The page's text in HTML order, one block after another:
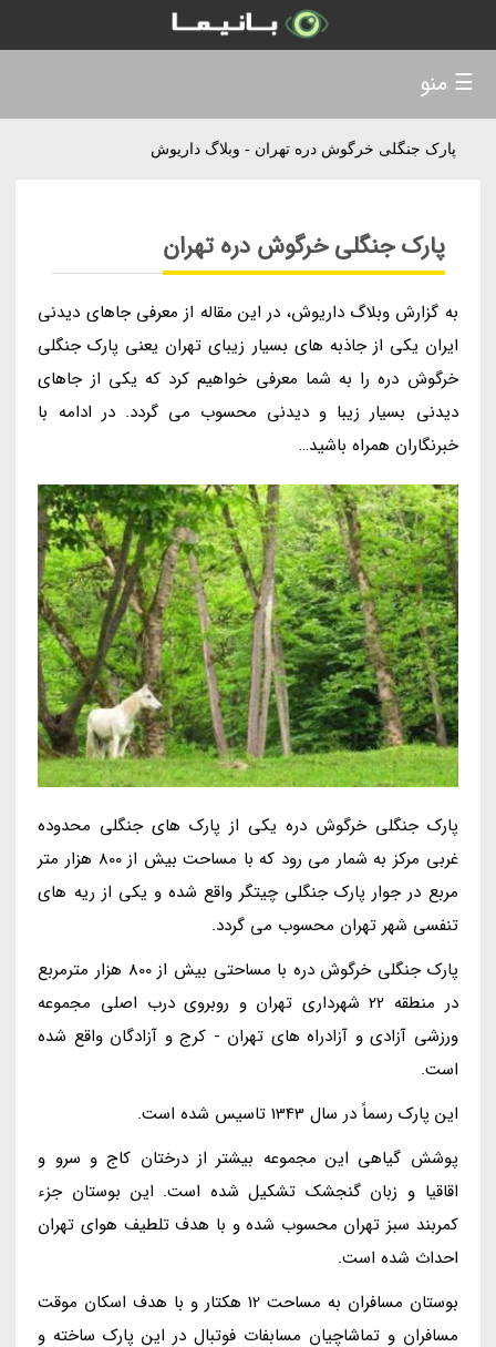
پارک جنگلی خرگوش دره تهران - وبلاگ داریوش
پارک جنگلی خرگوش دره تهران
به گزارش وبلاگ داریوش، در این مقاله از معرفی جاهای دیدنی
ایران یکی از جاذبه های بسیار زیبای تهران یعنی پارک جنگلی
خرگوش دره را به شما معرفی خواهیم کرد که یکی از جاهای
دیدنی بسیار زیبا و دیدنی محسوب می گردد. در ادامه با
خبرنگاران همراه باشید…
پارک جنگلی خرگوش دره یکی از پارک های جنگلی محدوده
غربی مرکز به شمار می رود که با مساحت بیش از 800 هزار متر
مربع در جوار پارک جنگلی چیتگر واقع شده و یکی از ریه های
تنفسی شهر تهران محسوب می گردد.
پارک جنگلی خرگوش دره با مساحتی بیش از 800 هزار مترمربع
در منطقه 22 شهرداری تهران و روبروی درب اصلی مجموعه
ورزشی آزادی و آزادراه های تهران - کرج و آزادگان واقع شده
است.
این پارک رسماً در سال 1343 تاسیس شده است.
پوشش گیاهی این مجموعه بیشتر از درختان کاج و سرو و
اقاقیا و زبان گنجشک تشکیل شده است. این بوستان جزء
کمربند سبز تهران محسوب شده و با هدف تلطیف هوای تهران
احداث شده است.
بوستان مسافران به مساحت 12 هکتار و با هدف اسکان موقت
مسافران و تماشاچیان مسابفات فوتبال در این پارک ساخته و
☰ منو